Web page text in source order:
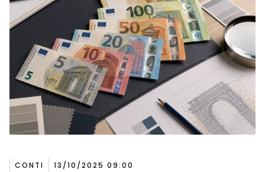
CONTI 13/10/2025 09:00